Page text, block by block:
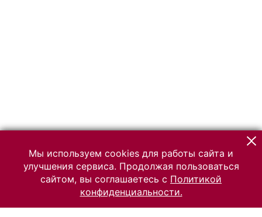
Мы используем cookies для работы сайта и
улучшения сервиса. Продолжая пользоваться
сайтом, вы соглашаетесь с Политикой
конфиденциальности.